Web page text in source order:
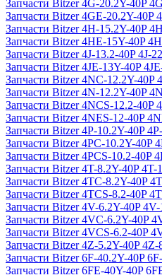
Запчасти Bitzer 4G-20.2Y-40P
Запчасти Bitzer 4GE-20.2Y-40P
Запчасти Bitzer 4H-15.2Y-40P
Запчасти Bitzer 4HE-15Y-40P
Запчасти Bitzer 4J‐13.2-40P
Запчасти Bitzer 4JE-13Y-40P
Запчасти Bitzer 4NC-12.2Y-40P
Запчасти Bitzer 4N-12.2Y-40P
Запчасти Bitzer 4NCS-12.2-40P
Запчасти Bitzer 4NES-12-40P
Запчасти Bitzer 4P-10.2Y-40P
Запчасти Bitzer 4PC-10.2Y-40P
Запчасти Bitzer 4PCS-10.2-40P
Запчасти Bitzer 4T-8.2Y-40P 4T-
Запчасти Bitzer 4TC-8.2Y-40P
Запчасти Bitzer 4TCS-8.2-40P
Запчасти Bitzer 4V-6.2Y-40P
Запчасти Bitzer 4VC-6.2Y-40P
Запчасти Bitzer 4VCS-6.2-40P
Запчасти Bitzer 4Z-5.2Y-40P 4Z-
Запчасти Bitzer 6F-40.2Y-40P
Запчасти Bitzer 6FE-40Y-40P